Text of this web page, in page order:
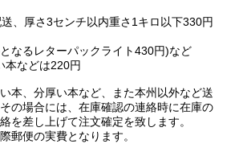
、厚さ3センチ以内重さ1キロ以下330円
なるレターパックライト430円)など
本などは220円
本、分厚い本など、また本州以外など送
の場合には、在庫確認の連絡時に在庫の
を差し上げて注文確定を致します。
郵便の実費となります。